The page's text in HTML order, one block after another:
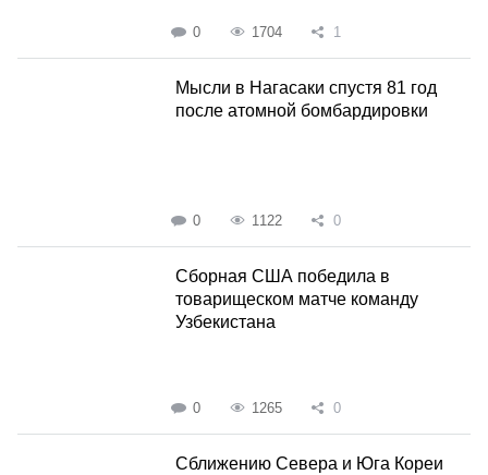
0 1704 1
Мысли в Нагасаки спустя 81 год
после атомной бомбардировки
0 1122 0
Сборная США победила в
товарищеском матче команду
Узбекистана
0 1265 0
Сближению Севера и Юга Кореи